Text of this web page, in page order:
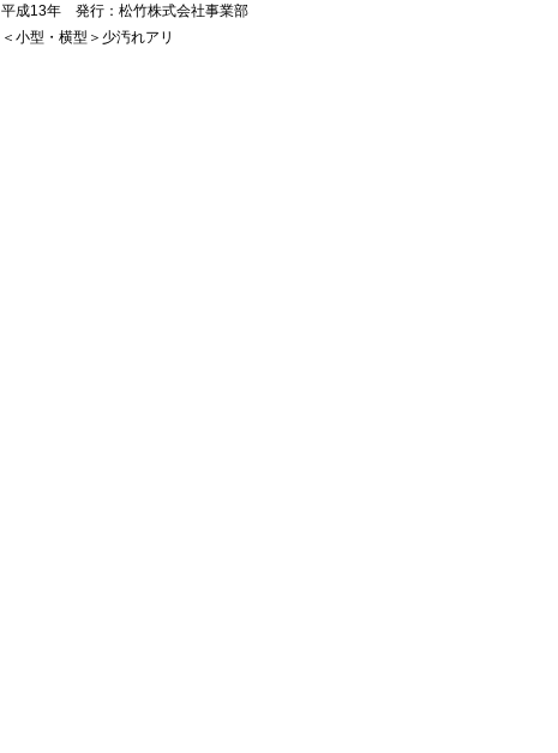
平成13年 発行：松竹株式会社事業部
＜小型・横型＞少汚れアリ